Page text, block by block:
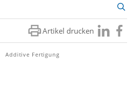
Artikel drucken Besuchen
Sie
Sie
Additive Fertigung